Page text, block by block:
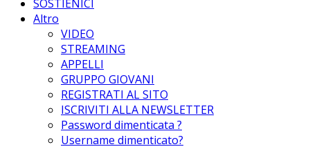
SOSTIENICI
Altro
VIDEO
STREAMING
APPELLI
GRUPPO GIOVANI
REGISTRATI AL SITO
ISCRIVITI ALLA NEWSLETTER
Password dimenticata ?
Username dimenticato?